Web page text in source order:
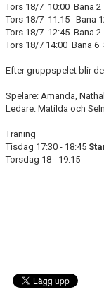
Tors 18/7 10:00 Bana
Tors 18/7 11:15 Bana
Tors 18/7 12:45 Bana
Tors 18/7 14:00 Bana 6
Efter gruppspelet blir
Spelare: Amanda,
Ledare: Matilda och
Träning
Tisdag 17:30 - 18:45
Torsdag 18 - 19:15